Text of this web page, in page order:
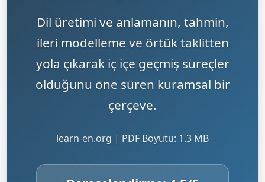
Dil üretimi ve anlamanın, tahmin,
ileri modelleme ve örtük taklitten
yola çıkarak iç içe geçmiş süreçler
olduğunu öne süren kuramsal bir
çerçeve.
learn-en.org | PDF Boyutu: 1.3 MB